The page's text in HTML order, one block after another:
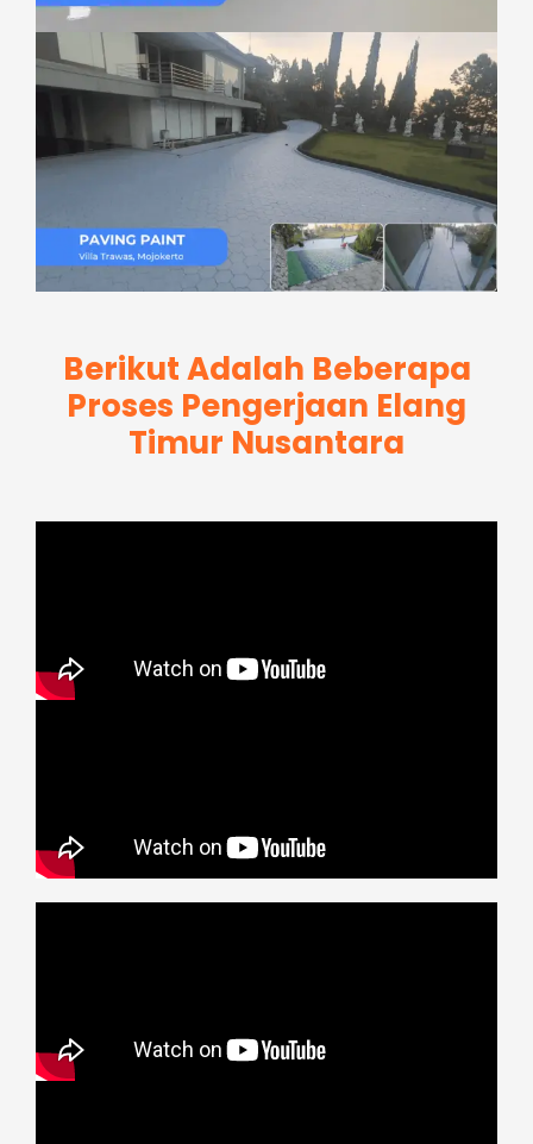
Berikut Adalah Beberapa
Proses Pengerjaan Elang
Timur Nusantara